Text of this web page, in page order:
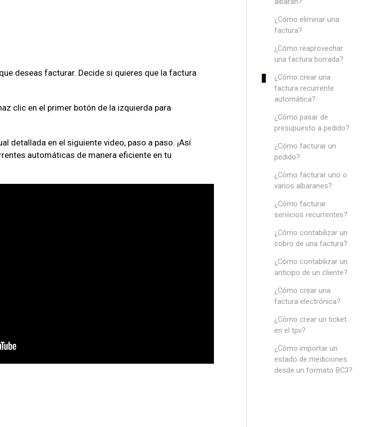
deseas facturar. Decide si quieres que la factura
clic en el primer botón de la izquierda para
detallada en el siguiente video, paso a paso. ¡Así
automáticas de manera eficiente en tu
¿Cómo eliminar una
factura?
¿Cómo reaprovechar
una factura borrada?
¿Cómo crear una
factura recurrente
automática?
¿Cómo pasar de
presupuesto a pedido?
¿Cómo facturar un
pedido?
¿Cómo facturar uno o
varios albaranes?
¿Cómo facturar
servicios recurrentes?
¿Cómo contabilizar un
cobro de una factura?
¿Cómo contabilizar un
anticipo de un cliente?
¿Cómo crear una
factura electrónica?
¿Cómo crear un ticket
en el tpv?
¿Cómo importar un
estado de mediciones
desde un formato BC3?